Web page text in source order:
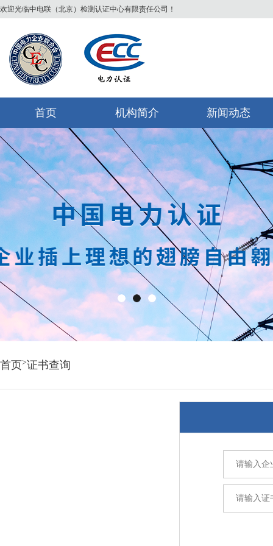
欢迎光临中电联（北京）检测认证中心有限责任公司！
首页 机构简介 新闻动态
首页>证书查询